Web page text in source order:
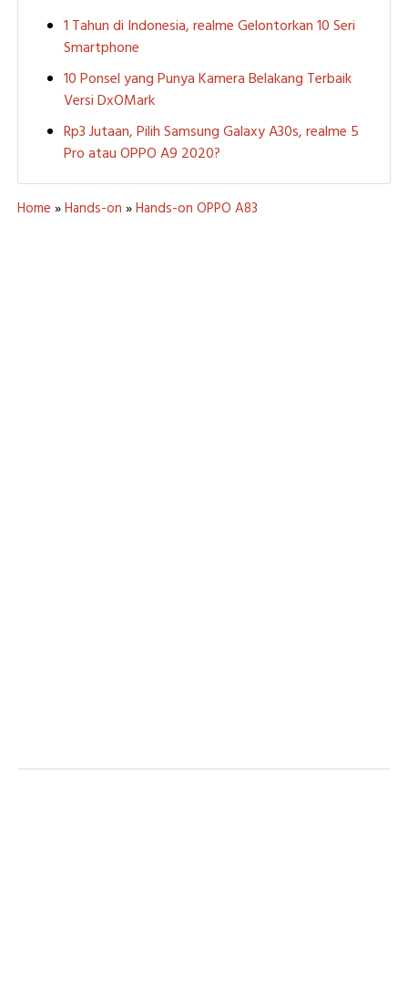
1 Tahun di Indonesia, realme Gelontorkan 10 Seri
Smartphone
10 Ponsel yang Punya Kamera Belakang Terbaik
Versi DxOMark
Rp3 Jutaan, Pilih Samsung Galaxy A30s, realme 5
Pro atau OPPO A9 2020?
Home »Hands-on »Hands-on OPPO A83